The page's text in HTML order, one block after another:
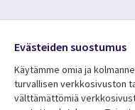
Media
FINLAND
Evästeiden suostumus
Käytämme omia ja
turvallisen verkkosivuston
välttämättömiä